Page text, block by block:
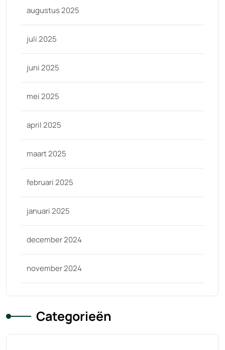
augustus 2025
juli 2025
juni 2025
mei 2025
april 2025
maart 2025
februari 2025
januari 2025
december 2024
november 2024
Categorieën